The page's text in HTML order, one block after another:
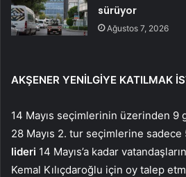
sürüyor
Ağustos 7, 2026
AKŞENER YENİLGİYE KATILMAK
14 Mayıs seçimlerinin üzerinden 9
28 Mayıs 2. tur seçimlerine sadece
lideri 14 Mayıs’a kadar
Kemal Kılıçdaroğlu için oy talep